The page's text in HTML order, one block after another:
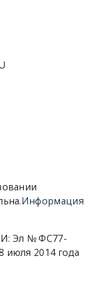
Информация
Эл № ФС77-
июля 2014 года